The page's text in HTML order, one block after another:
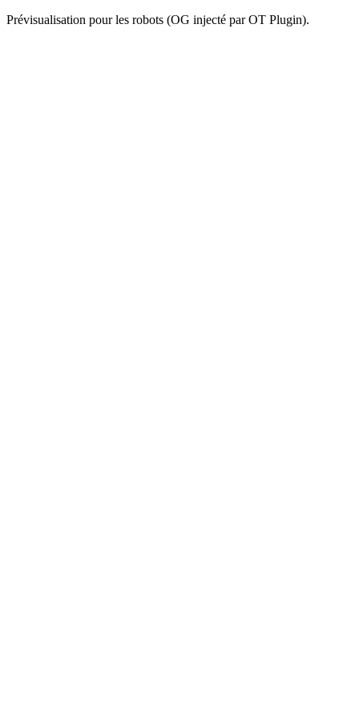
Prévisualisation pour les robots (OG injecté par OT Plugin).